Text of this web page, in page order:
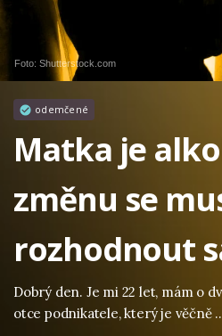
Foto: Shutterstock.com
odemčené
Matka je
změnu se
rozhodnout
Dobrý den. Je mi 22 let, mám o
otce podnikatele, který je věčně